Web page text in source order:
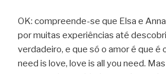
OK: compreende-se que Elsa e
por muitas experiências até
verdadeiro, e que só o amor é que é
need is love, love is all you need.